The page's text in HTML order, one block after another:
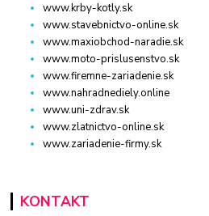
www.krby-kotly.sk
www.stavebnictvo-online.sk
www.maxiobchod-naradie.sk
www.moto-prislusenstvo.sk
www.firemne-zariadenie.sk
www.nahradnediely.online
www.uni-zdrav.sk
www.zlatnictvo-online.sk
www.zariadenie-firmy.sk
KONTAKT